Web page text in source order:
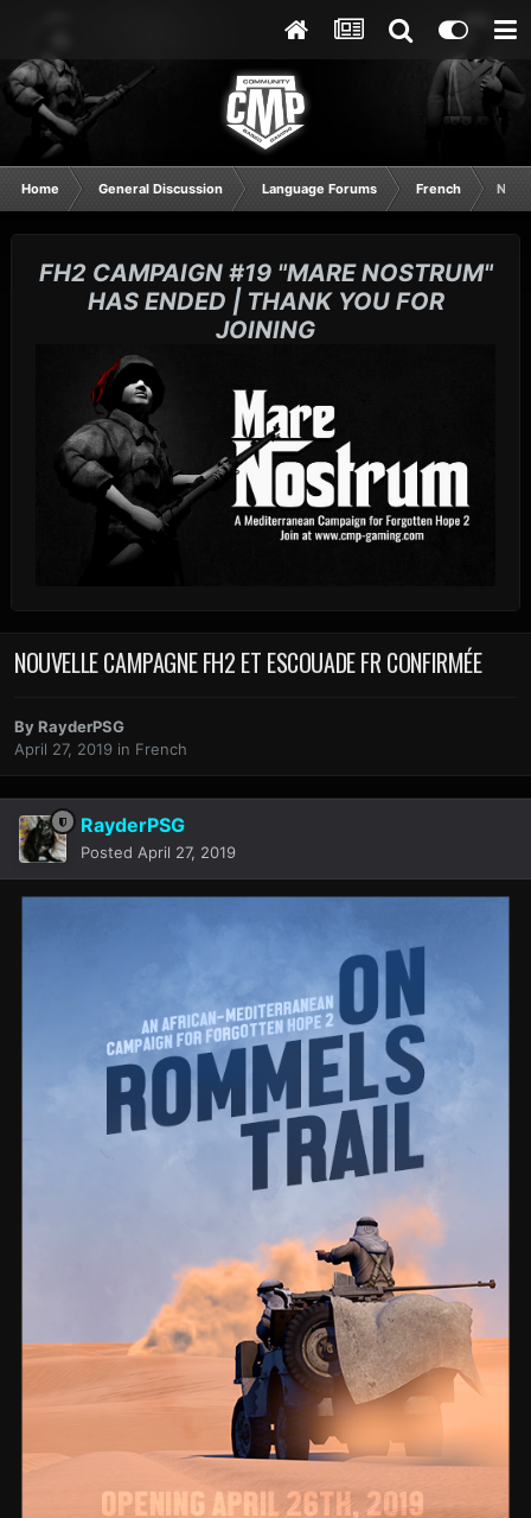
Home General Discussion Language Forums French
FH2 CAMPAIGN #19 "MARE NOSTRUM"
HAS ENDED | THANK YOU FOR
JOINING
NOUVELLE CAMPAGNE FH2 ET ESCOUADE FR CONFIRMÉE
ByRayderPSG
April 27, 2019 in French
RayderPSG
Posted April 27, 2019